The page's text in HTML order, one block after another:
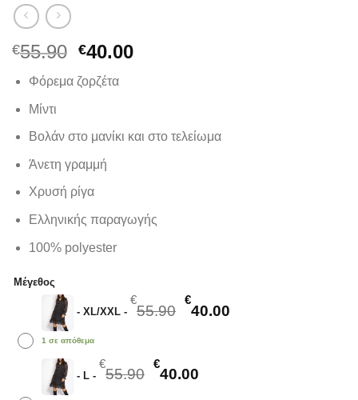
€55.90 Original
price
was:
€40.00Η
€40.00.
Φόρεμα ζορζέτα
Μίντι
Βολάν στο μανίκι και στο τελείωμα
Άνετη γραμμή
Χρυσή ρίγα
Ελληνικής παραγωγής
100% polyester
Μέγεθος
- XL/XXL -
€
55.90
Original price was:
€
40.00
1 σε απόθεμα
- L -
€
55.90
Original price was: €55.90.
€
40.00